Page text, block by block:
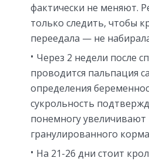
фактически не меняют.
только следить, чтобы
переедала — не
Через 2 недели после
проводится пальпация
определения
сукрольность
понемногу увеличивают
гранулированного
На 21-26 дни стоит